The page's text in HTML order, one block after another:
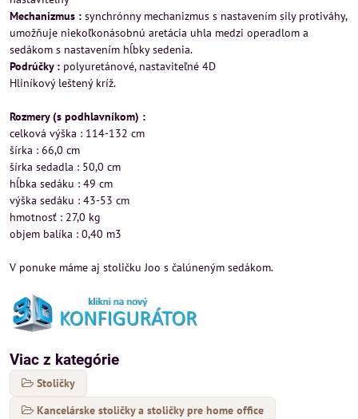
Mechanizmus : synchrónny mechanizmus s nastavením sily protiváhy,
umožňuje niekoľkonásobnú aretácia uhla medzi operadlom a
sedákom s nastavením hĺbky sedenia.
Podrúčky : polyuretánové, nastaviteľné 4D
Hliníkový leštený kríž.
Rozmery (s podhlavníkom) :
celková výška : 114-132 cm
šírka : 66,0 cm
šírka sedadla : 50,0 cm
hĺbka sedáku : 49 cm
výška sedáku : 43-53 cm
hmotnosť : 27,0 kg
objem balíka : 0,40 m3
V ponuke máme aj stoličku Joo s čalúneným sedákom.
Viac z kategórie
Stoličky
Kancelárske stoličky a stoličky pre home office